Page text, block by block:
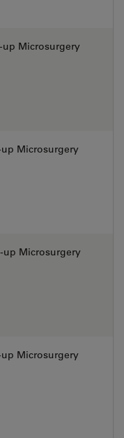
up Microsurgery
up Microsurgery
up Microsurgery
up Microsurgery